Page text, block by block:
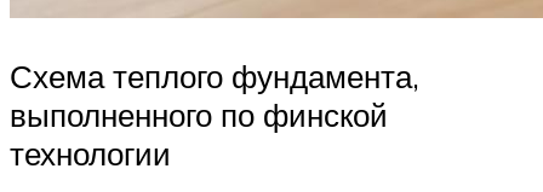
Схема теплого фундамента,
выполненного по финской
технологии